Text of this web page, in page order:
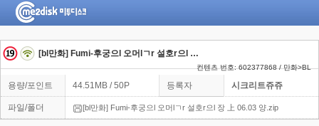
[bl만화] Fumi-후궁으l 오머lㄱr 설호r으l 장 上 06.03 양
컨텐츠 번호: 602377868 / 만화>BL
용량/포인트 44.51MB / 50P 등록자 시크리트쥬쥬
파일/폴더 [bl만화] Fumi-후궁으l 오머lㄱr 설호r으l 장 上 06.03 양.zip